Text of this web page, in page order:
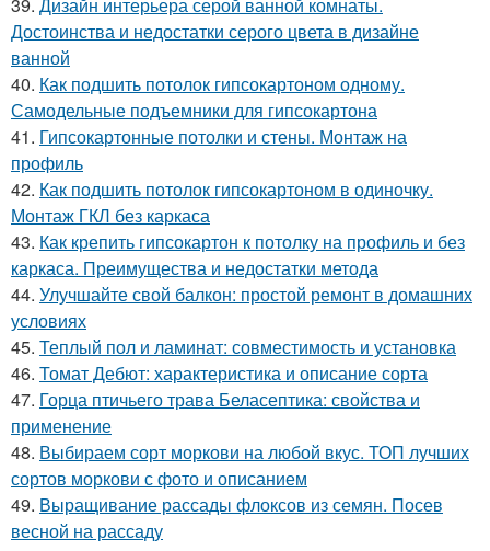
Достоинства и недостатки серого цвета в дизайне
ванной
40. Как подшить потолок гипсокартоном одному.
Самодельные подъемники для гипсокартона
41. Гипсокартонные потолки и стены. Монтаж на
профиль
42. Как подшить потолок гипсокартоном в одиночку.
Монтаж ГКЛ без каркаса
43. Как крепить гипсокартон к потолку на профиль и без
каркаса. Преимущества и недостатки метода
44. Улучшайте свой балкон: простой ремонт в домашних
условиях
45. Теплый пол и ламинат: совместимость и установка
46. Томат Дебют: характеристика и описание сорта
47. Горца птичьего трава Беласептика: свойства и
применение
48. Выбираем сорт моркови на любой вкус. ТОП лучших
сортов моркови с фото и описанием
49. Выращивание рассады флоксов из семян. Посев
весной на рассаду